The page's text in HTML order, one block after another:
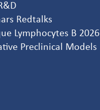
Redtalks
Lymphocytes B 2026
Preclinical Models